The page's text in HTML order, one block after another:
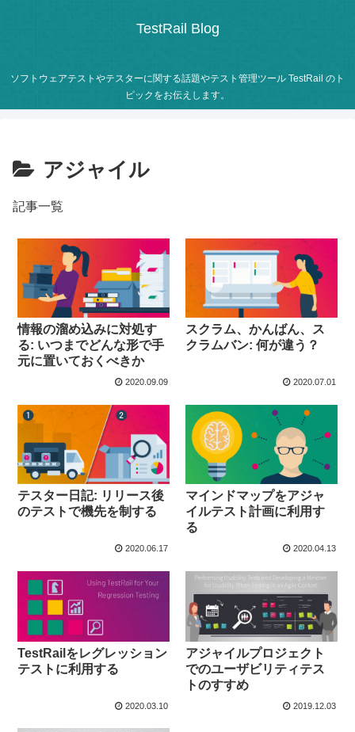
TestRail Blog
ソフトウェアテストやテスターに関する話題やテスト管理ツール TestRail のト
ピックをお伝えします。
アジャイル
記事一覧
情報の溜め込みに対処す
る: いつまでどんな形で手
元に置いておくべきか
2020.09.09
スクラム、かんばん、ス
クラムバン: 何が違う？
2020.07.01
テスター日記: リリース後
のテストで機先を制する
2020.06.17
マインドマップをアジャ
イルテスト計画に利用す
る
2020.04.13
TestRailをレグレッション
テストに利用する
2020.03.10
アジャイルプロジェクト
でのユーザビリティテス
トのすすめ
2019.12.03